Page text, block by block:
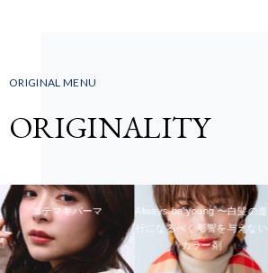
ORIGINAL MENU
ORIGINALITY
コテマキパーマ
Always be young 〜白髪の進
行になるべく影響を与えない
カラー剤